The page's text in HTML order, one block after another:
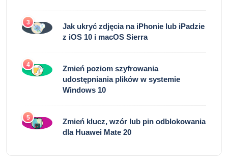
3
Jak ukryć zdjęcia na iPhonie lub iPadzie
z iOS 10 i macOS Sierra
4
Zmień poziom szyfrowania
udostępniania plików w systemie
Windows 10
5
Zmień klucz, wzór lub pin odblokowania
dla Huawei Mate 20